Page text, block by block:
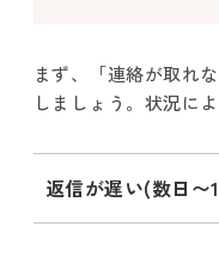
まず、「連絡が取れ
しましょう。状況に
返信が遅い(数日〜